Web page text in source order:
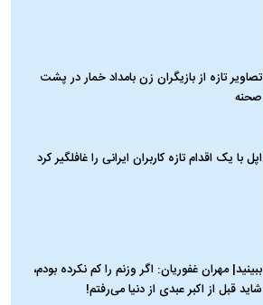
تصاویر تازه از بازیگران زن بامداد خمار در پشت
صحنه
اپل با یک اقدام تازه کاربران ایرانی را غافلگیر کرد
ببینید| مهران غفوریان: اگر وزنم را کم نکرده بودم،
شاید قبل از اکبر عبدی از دنیا می‌رفتم!